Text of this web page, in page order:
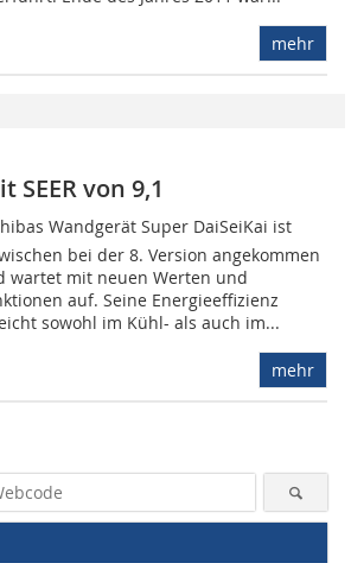
mehr
von 9,1
Wandgerät Super DaiSeiKai ist
bei der 8. Version angekommen
wartet mit neuen Werten und
auf. Seine Energieeffizienz
sowohl im Kühl- als auch im...
mehr